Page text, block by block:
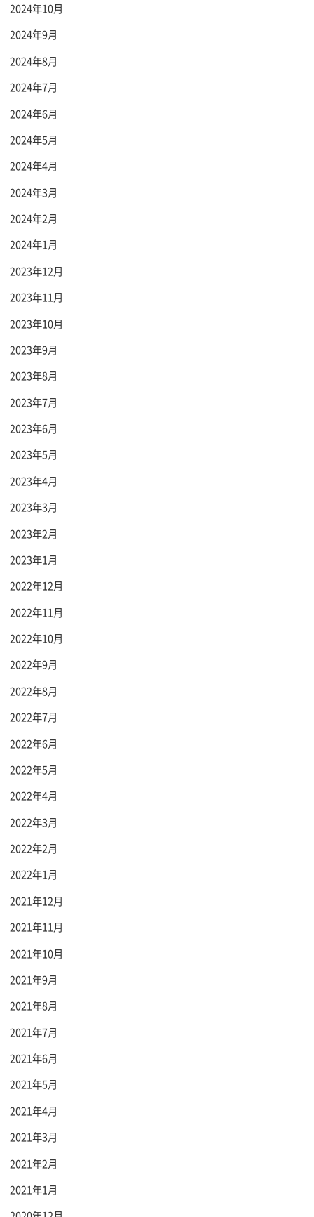
2024年10月
2024年9月
2024年8月
2024年7月
2024年6月
2024年5月
2024年4月
2024年3月
2024年2月
2024年1月
2023年12月
2023年11月
2023年10月
2023年9月
2023年8月
2023年7月
2023年6月
2023年5月
2023年4月
2023年3月
2023年2月
2023年1月
2022年12月
2022年11月
2022年10月
2022年9月
2022年8月
2022年7月
2022年6月
2022年5月
2022年4月
2022年3月
2022年2月
2022年1月
2021年12月
2021年11月
2021年10月
2021年9月
2021年8月
2021年7月
2021年6月
2021年5月
2021年4月
2021年3月
2021年2月
2021年1月